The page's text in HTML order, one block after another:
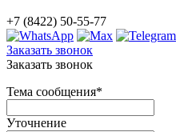
+7 (8422) 50-55-77
Заказать звонок
Заказать звонок
Тема сообщения*
Уточнение